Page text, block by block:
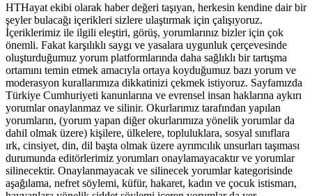
HTHayat ekibi olarak haber değeri taşıyan, herkesin kendine dair bir
şeyler bulacağı içerikleri sizlere ulaştırmak için çalışıyoruz.
İçeriklerimiz ile ilgili eleştiri, görüş, yorumlarınız bizler için çok
önemli. Fakat karşılıklı saygı ve yasalara uygunluk çerçevesinde
oluşturduğumuz yorum platformlarında daha sağlıklı bir tartışma
ortamını temin etmek amacıyla ortaya koyduğumuz bazı yorum ve
moderasyon kurallarımıza dikkatinizi çekmek istiyoruz. Sayfamızda
Türkiye Cumhuriyeti kanunlarına ve evrensel insan haklarına aykırı
yorumlar onaylanmaz ve silinir. Okurlarımız tarafından yapılan
yorumların, (yorum yapan diğer okurlarımıza yönelik yorumlar da
dahil olmak üzere) kişilere, ülkelere, topluluklara, sosyal sınıflara
ırk, cinsiyet, din, dil başta olmak üzere ayrımcılık unsurları taşıması
durumunda editörlerimiz yorumları onaylamayacaktır ve yorumlar
silinecektir. Onaylanmayacak ve silinecek yorumlar kategorisinde
aşağılama, nefret söylemi, küfür, hakaret, kadın ve çocuk istismarı,